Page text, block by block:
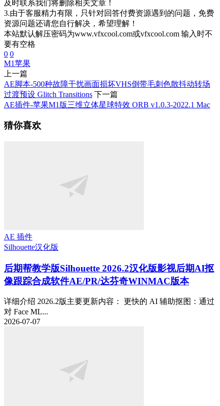
及时联系我们将删除相关文章！
3.由于客服精力有限，只针对回答付费资源遇到的问题，免费
资源问题还请您自行解决，希望理解！
本站默认解压密码为www.vfxcool.com或vfxcool.com 输入时不
要有空格
0 0
M1苹果
上一篇
AE脚本-500种故障干扰画面损坏VHS倒带毛刺色散抖动转场
过渡预设 Glitch Transitions 下一篇
AE插件-苹果M1版三维立体星球特效 ORB v1.0.3-2022.1 Mac
猜你喜欢
AE 插件
Silhouette汉化版
后期帮教学版Silhouette 2026.2汉化版影视后期AI抠
像跟踪合成软件AE/PR/达芬奇WINMAC版本
详细介绍 2026.2版主要更新内容： 更快的 AI 辅助抠图：通过
对 Face ML...
2026-07-07